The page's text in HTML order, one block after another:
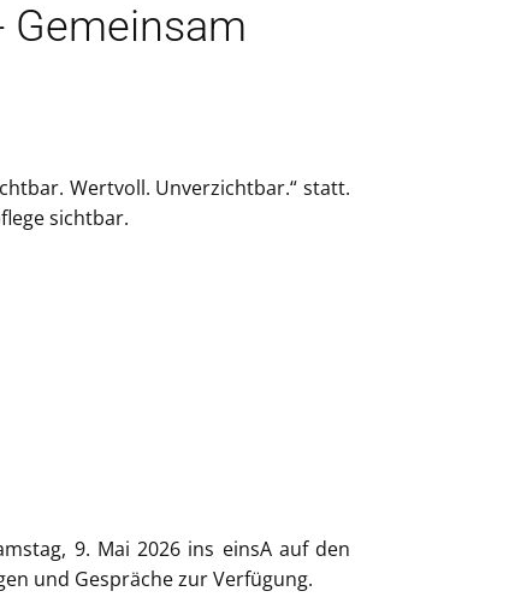
Wertvoll. Unverzichtbar.“ statt.
sichtbar.
9. Mai 2026 ins einsA auf den
und Gespräche zur Verfügung.